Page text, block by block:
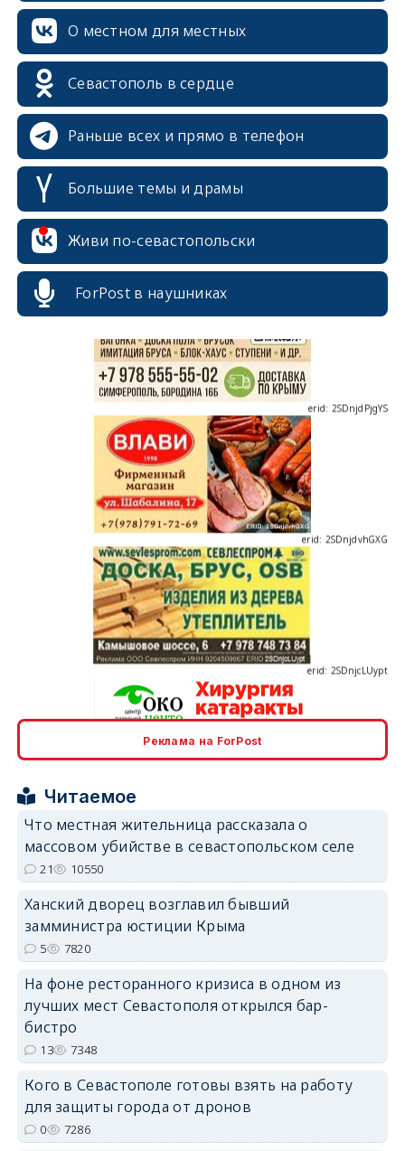
О местном для местных
Севастополь в сердце
Раньше всех и прямо в телефон
Большие темы и драмы
Живи по-севастопольски
ForPost в наушниках
erid: 2SDnjdPjgYS
erid: 2SDnjdvhGXG
erid: 2SDnjcrDNw6
erid: 2SDnjdvhGXG
Реклама на ForPost
Читаемое
Что местная жительница рассказала о
массовом убийстве в севастопольском селе
21 10550
Ханский дворец возглавил бывший
замминистра юстиции Крыма
5 7820
На фоне ресторанного кризиса в одном из
лучших мест Севастополя открылся бар-
бистро
13 7348
Кого в Севастополе готовы взять на работу
для защиты города от дронов
0 7286